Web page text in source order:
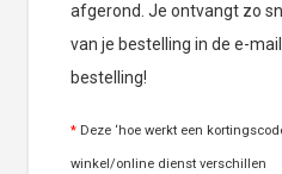
afgerond. Je ontvangt zo
van je bestelling in de e-
bestelling!
* Deze ‘hoe werkt een
winkel/online dienst verschillen